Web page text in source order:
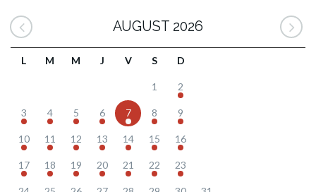
AUGUST 2026
L M M J V S D
1 2
3 4 5 6 7 8 9
10 11 12 13 14 15 16
17 18 19 20 21 22 23